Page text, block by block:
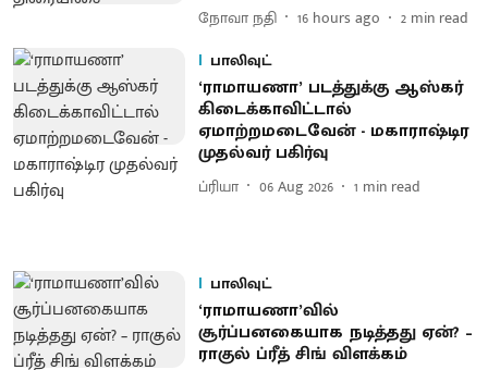
நோவா நதி 16 hours ago 2 min read
பாலிவுட்
‘ராமாயணா’ படத்துக்கு ஆஸ்கர்
கிடைக்காவிட்டால்
ஏமாற்றமடைவேன் - மகாராஷ்டிர
முதல்வர் பகிர்வு
ப்ரியா 06 Aug 2026 1 min read
பாலிவுட்
‘ராமாயணா’வில்
சூர்ப்பனகையாக நடித்தது ஏன்? –
ராகுல் ப்ரீத் சிங் விளக்கம்